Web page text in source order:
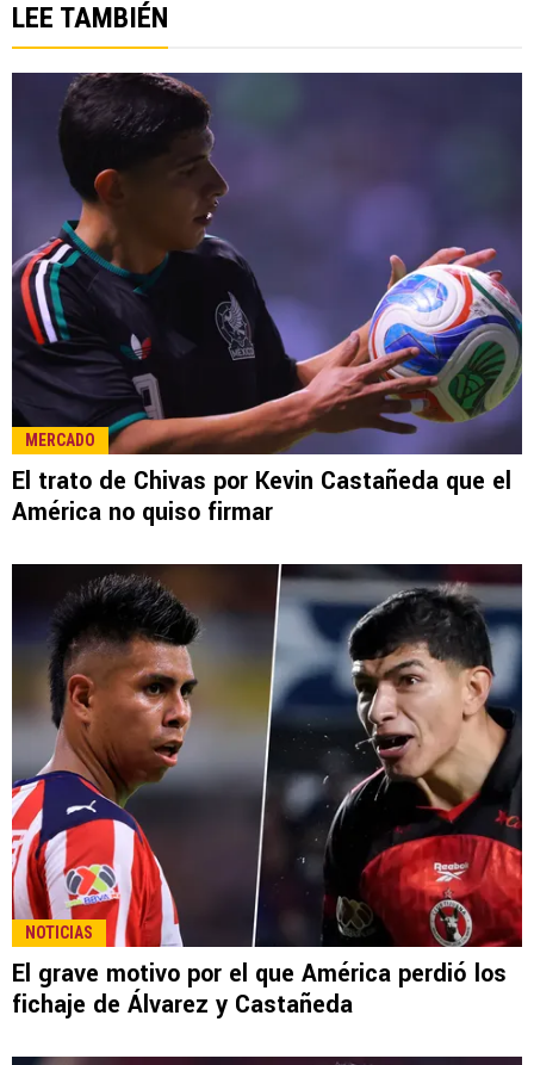
LEE TAMBIÉN
MERCADO
El trato de Chivas por Kevin Castañeda que el
América no quiso firmar
NOTICIAS
El grave motivo por el que América perdió los
fichaje de Álvarez y Castañeda